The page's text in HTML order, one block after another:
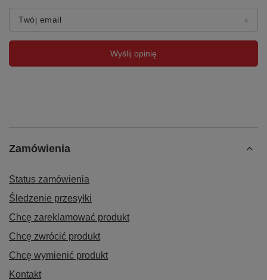
Twój email
Wyślij opinię
Zamówienia
Status zamówienia
Śledzenie przesyłki
Chcę zareklamować produkt
Chcę zwrócić produkt
Chcę wymienić produkt
Kontakt